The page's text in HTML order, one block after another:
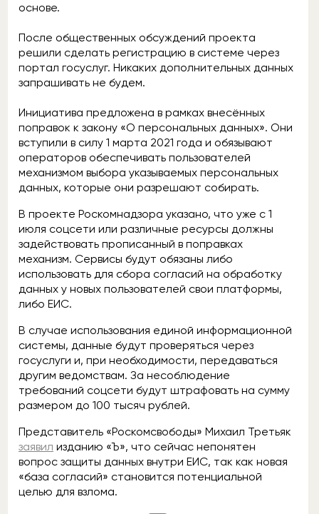
основе.
После общественных обсуждений проекта
решили сделать регистрацию в системе через
портал госуслуг. Никаких дополнительных данных
запрашивать не будем.
Инициатива предложена в рамках внесённых
поправок к закону «О персональных данных». Они
вступили в силу 1 марта 2021 года и обязывают
операторов обеспечивать пользователей
механизмом выбора указываемых персональных
данных, которые они разрешают собирать.
В проекте Роскомнадзора указано, что уже с 1
июля соцсети или различные ресурсы должны
задействовать прописанный в поправках
механизм. Сервисы будут обязаны либо
использовать для сбора согласий на обработку
данных у новых пользователей свои платформы,
либо ЕИС.
В случае использования единой информационной
системы, данные будут проверяться через
госуслуги и, при необходимости, передаваться
другим ведомствам. За несоблюдение
требований соцсети будут штрафовать на сумму
размером до 100 тысяч рублей.
Представитель «Роскомсвободы» Михаил Третьяк
заявил изданию «Ъ», что сейчас непонятен
вопрос защиты данных внутри ЕИС, так как новая
«база согласий» становится потенциальной
целью для взлома.